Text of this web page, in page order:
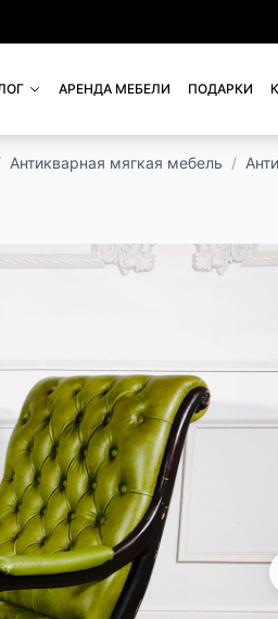
АРЕНДА МЕБЕЛИ ПОДАРКИ
Антикварная мягкая мебель /